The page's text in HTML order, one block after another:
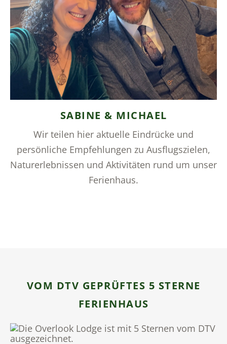
SABINE & MICHAEL
Wir teilen hier aktuelle Eindrücke und
persönliche Empfehlungen zu Ausflugszielen,
Naturerlebnissen und Aktivitäten rund um unser
Ferienhaus.
VOM DTV GEPRÜFTES 5 STERNE
FERIENHAUS